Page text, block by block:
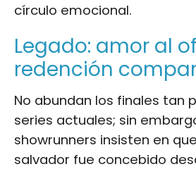
círculo emocional.
Legado: amor al
redención
No abundan los finales tan
series actuales; sin
showrunners insisten en
salvador fue concebido